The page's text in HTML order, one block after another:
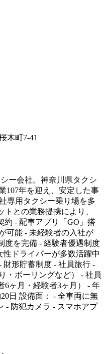
木町7-41
ー会社。神奈川県タクシ
107年を迎え、安定した事
専用タクシー乗り場を多
との業務提携により、
約 - 配車アプリ「GO」搭
可能 - 未経験者の入社が
度を完備 - 経験者優遇制度
性ドライバーが多数活躍中
財形貯蓄制度 - 社員旅行 -
・ボーリングなど） - 社員
6ヶ月・経験者3ヶ月） - 年
日 設備面： - 全車両に無
- 防犯カメラ - スマホアプ